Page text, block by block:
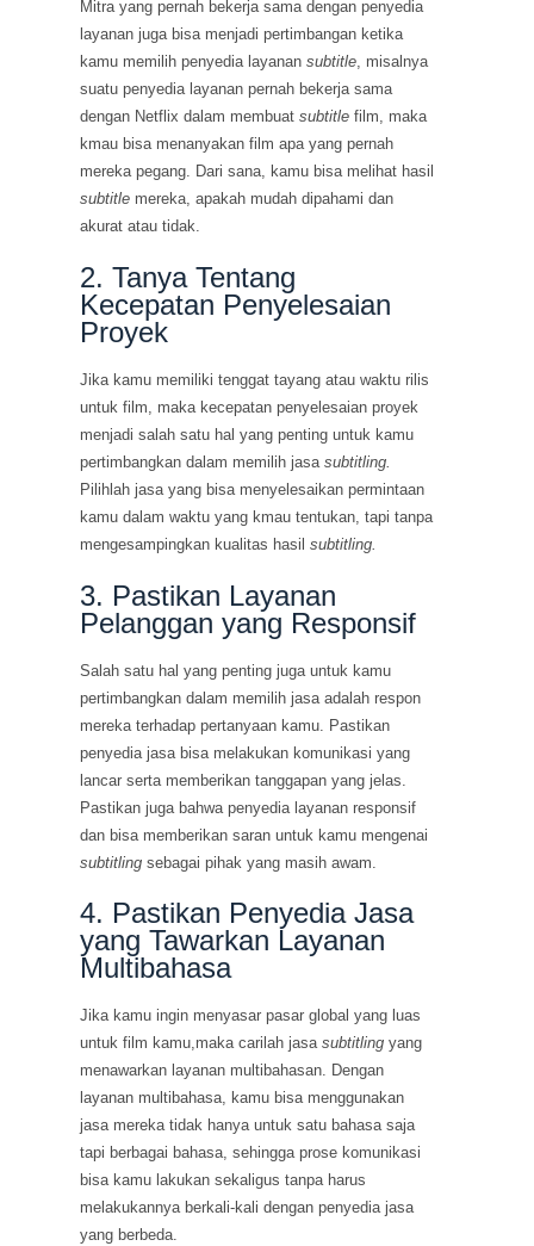
Mitra yang pernah bekerja sama dengan penyedia
layanan juga bisa menjadi pertimbangan ketika
kamu memilih penyedia layanansubtitle, misalnya
suatu penyedia layanan pernah bekerja sama
dengan Netflix dalam membuatsubtitlefilm, maka
kmau bisa menanyakan film apa yang pernah
mereka pegang. Dari sana, kamu bisa melihat hasil
subtitle mereka, apakah mudah dipahami dan
akurat atau tidak.
2. Tanya Tentang
Kecepatan Penyelesaian
Proyek
Jika kamu memiliki tenggat tayang atau waktu rilis
untuk film, maka kecepatan penyelesaian proyek
menjadi salah satu hal yang penting untuk kamu
pertimbangkan dalam memilih jasasubtitling.
Pilihlah jasa yang bisa menyelesaikan permintaan
kamu dalam waktu yang kmau tentukan, tapi tanpa
mengesampingkan kualitas hasilsubtitling.
3. Pastikan Layanan
Pelanggan yang Responsif
Salah satu hal yang penting juga untuk kamu
pertimbangkan dalam memilih jasa adalah respon
mereka terhadap pertanyaan kamu. Pastikan
penyedia jasa bisa melakukan komunikasi yang
lancar serta memberikan tanggapan yang jelas.
Pastikan juga bahwa penyedia layanan responsif
dan bisa memberikan saran untuk kamu mengenai
subtitling sebagai pihak yang masih awam.
4. Pastikan Penyedia Jasa
yang Tawarkan Layanan
Multibahasa
Jika kamu ingin menyasar pasar global yang luas
untuk film kamu,maka carilah jasasubtitlingyang
menawarkan layanan multibahasan. Dengan
layanan multibahasa, kamu bisa menggunakan
jasa mereka tidak hanya untuk satu bahasa saja
tapi berbagai bahasa, sehingga prose komunikasi
bisa kamu lakukan sekaligus tanpa harus
melakukannya berkali-kali dengan penyedia jasa
yang berbeda.